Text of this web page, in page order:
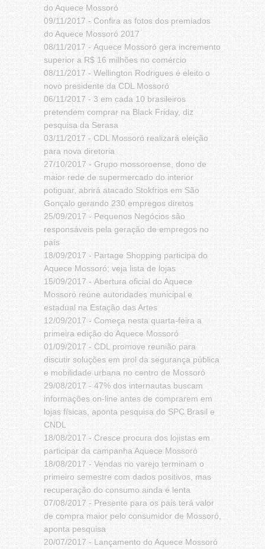
do Aquece Mossoró
09/11/2017 -Confira as fotos dos premiados
do Aquece Mossoró 2017
08/11/2017 -Aquece Mossoró gera incremento
superior a R$ 16 milhões no comércio
08/11/2017 -Wellington Rodrigues é eleito o
novo presidente da CDL Mossoró
06/11/2017 -3 em cada 10 brasileiros
pretendem comprar na Black Friday, diz
pesquisa da Serasa
03/11/2017 -CDL Mossoró realizará eleição
para nova diretoria
27/10/2017 -Grupo mossoroense, dono de
maior rede de supermercado do interior
potiguar, abrirá atacado Stokfrios em São
Gonçalo gerando 230 empregos diretos
25/09/2017 -Pequenos Negócios são
responsáveis pela geração de empregos no
país
18/09/2017 -Partage Shopping participa do
Aquece Mossoró; veja lista de lojas
15/09/2017 -Abertura oficial do Aquece
Mossoró reúne autoridades municipal e
estadual na Estação das Artes
12/09/2017 -Começa nesta quarta-feira a
primeira edição do Aquece Mossoró
01/09/2017 -CDL promove reunião para
discutir soluções em prol da segurança pública
e mobilidade urbana no centro de Mossoró
29/08/2017 -47% dos internautas buscam
informações on-line antes de comprarem em
lojas físicas, aponta pesquisa do SPC Brasil e
CNDL
18/08/2017 -Cresce procura dos lojistas em
participar da campanha Aquece Mossoró
18/08/2017 -Vendas no varejo terminam o
primeiro semestre com dados positivos, mas
recuperação do consumo ainda é lenta
07/08/2017 -Presente para os pais terá valor
de compra maior pelo consumidor de Mossoró,
aponta pesquisa
20/07/2017 -Lançamento do Aquece Mossoró